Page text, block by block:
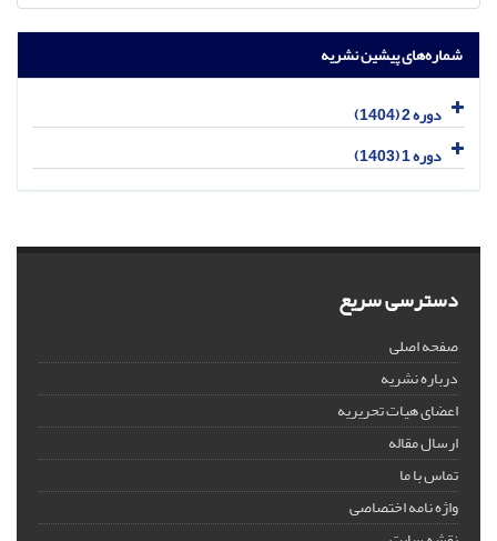
شماره‌های پیشین نشریه
دوره 2 (1404)
دوره 1 (1403)
دسترسی سریع
صفحه اصلی
درباره نشریه
اعضای هیات تحریریه
ارسال مقاله
تماس با ما
واژه نامه اختصاصی